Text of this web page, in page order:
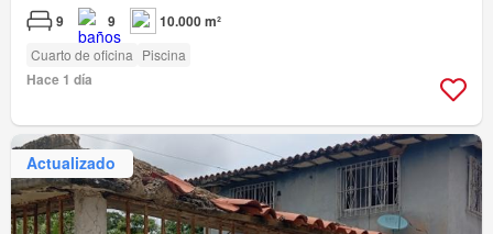
9 9 10.000 m²
Cuarto de oficina Piscina
Hace 1 día
Actualizado